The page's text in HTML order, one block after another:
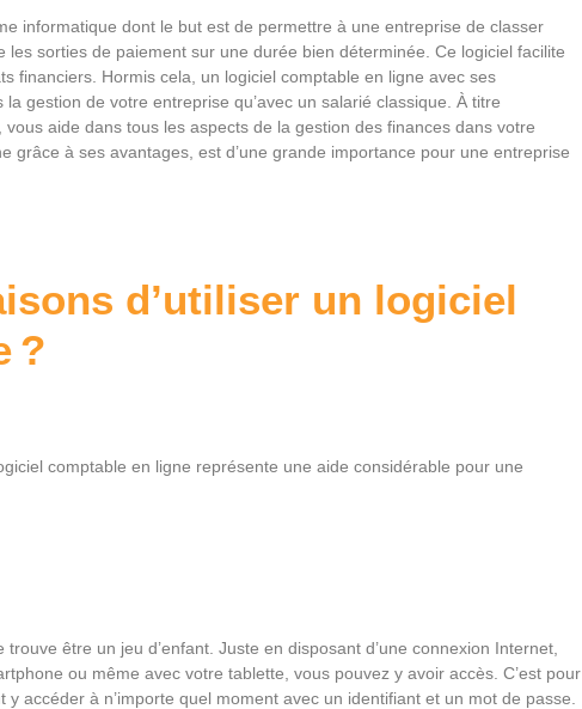
informatique dont le but est de permettre à une entreprise de classer
sorties de paiement sur une durée bien déterminée. Ce logiciel facilite
financiers. Hormis cela, un logiciel comptable en ligne avec ses
gestion de votre entreprise qu’avec un salarié classique. À titre
, vous aide dans tous les aspects de la gestion des finances dans votre
grâce à ses avantages, est d’une grande importance pour une entreprise
d’utiliser un logiciel
?
comptable en ligne représente une aide considérable pour une
être un jeu d’enfant. Juste en disposant d’une connexion Internet,
ou même avec votre tablette, vous pouvez y avoir accès. C’est pour
accéder à n’importe quel moment avec un identifiant et un mot de passe.